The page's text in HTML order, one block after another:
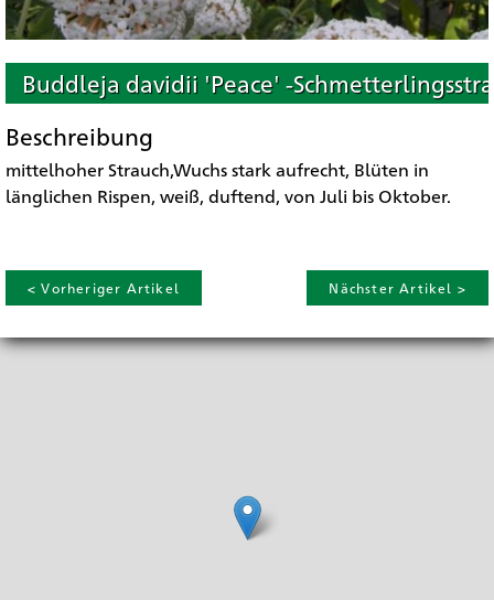
Buddleja davidii 'Peace' -
Beschreibung
mittelhoher Strauch,Wuchs stark aufrecht, Blüten in
länglichen Rispen, weiß, duftend, von Juli bis Oktober.
< Vorheriger Artikel Nächster Artikel >